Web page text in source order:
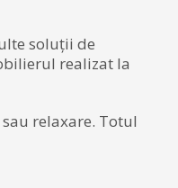
soluții de
realizat la
relaxare. Totul